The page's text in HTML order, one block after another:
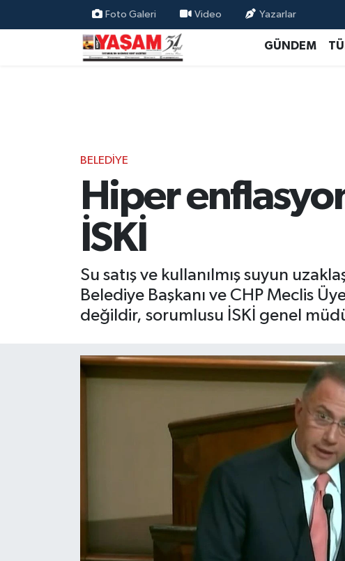
Foto Galeri Video Yazarlar
GÜNDEM
BELEDİYE
Hiper
İSKİ
Su satış ve kullanılmış suyun
Belediye Başkanı ve CHP Meclis
değildir, sorumlusu İSKİ genel